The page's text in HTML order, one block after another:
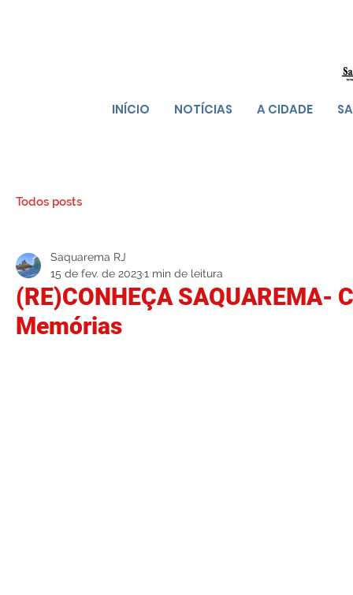
INÍCIO NOTÍCIAS A CIDADE
Todos posts
(RE)CONHEÇA SAQUAREMA-
Memórias
Saquarema RJ
15 de fev. de 20231 min de leitura